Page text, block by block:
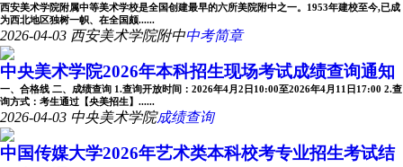
西安美术学院附属中等美术学校是全国创建最早的六所美院附中之一。1953年建校至今,已成
为西北地区独树一帜、在全国颇......
2026-04-03 西安美术学院附中中考简章
中央美术学院2026年本科招生现场考试成绩查询通知
一、合格线 二、成绩查询 1.查询开放时间：2026年4月2日10:00至2026年4月11日17:00 2.查
询方式：考生通过【央美招生】......
2026-04-03 中央美术学院成绩查询
中国传媒大学2026年艺术类本科校考专业招生考试结